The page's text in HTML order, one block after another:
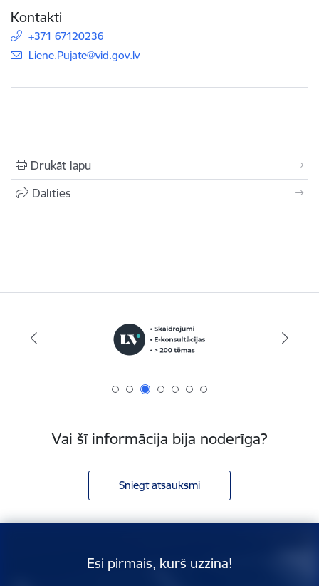
Kontakti
+371 67120236
E-pasts:
Liene.Pujate@vid.gov.lv
Drukāt lapu
Dalīties
Vai šī informācija bija noderīga?
Sniegt atsauksmi
Esi pirmais, kurš uzzina!